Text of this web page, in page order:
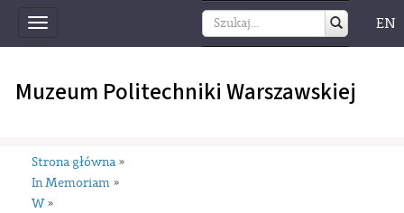
Toggle
navigation
EN
Muzeum Politechniki Warszawskiej
Strona główna »
In Memoriam »
W »